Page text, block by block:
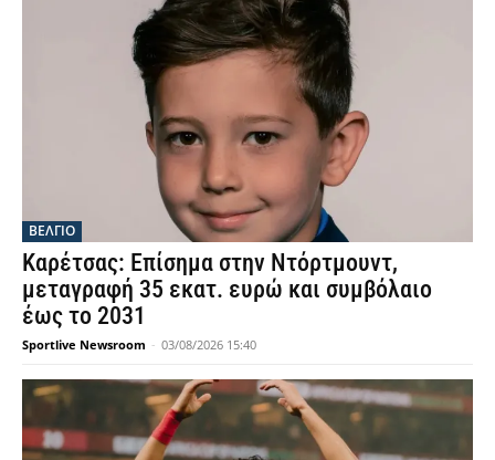
ΒΕΛΓΙΟ
Καρέτσας: Επίσημα στην Ντόρτμουντ,
μεταγραφή 35 εκατ. ευρώ και συμβόλαιο
έως το 2031
Sportlive Newsroom - 03/08/2026 15:40